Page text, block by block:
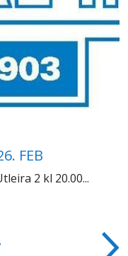
FEB
2 kl 20.00...